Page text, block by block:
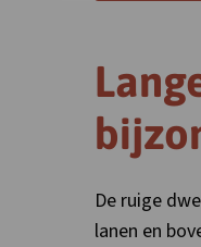
De ruige
lanen en